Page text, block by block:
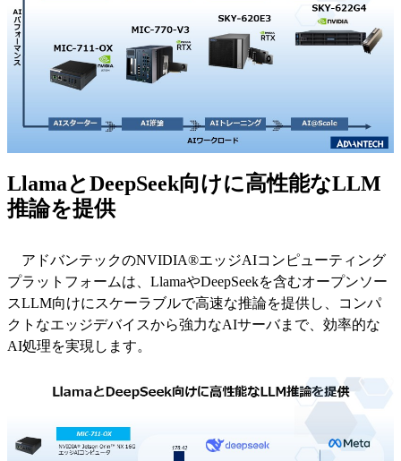
LlamaとDeepSeek向けに高性能なLLM
推論を提供
アドバンテックのNVIDIA®エッジAIコンピューティング
プラットフォームは、LlamaやDeepSeekを含むオープンソー
スLLM向けにスケーラブルで高速な推論を提供し、コンパ
クトなエッジデバイスから強力なAIサーバまで、効率的な
AI処理を実現します。